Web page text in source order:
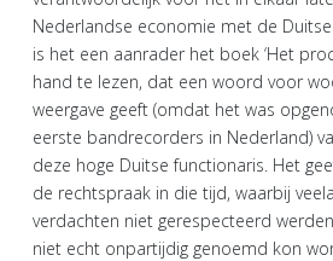
Nederlandse economie met de
is het een aanrader het boek ‘Het
hand te lezen, dat een woord voor
weergave geeft (omdat het was
eerste bandrecorders in Nederland)
deze hoge Duitse functionaris. Het
de rechtspraak in die tijd, waarbij
verdachten niet gerespecteerd
niet echt onpartijdig genoemd kon